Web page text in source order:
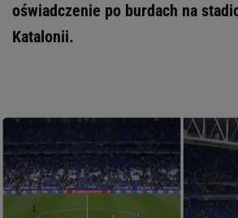
oświadczenie po burdach na
Katalonii.